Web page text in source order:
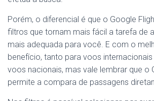
Porém, o diferencial é que o Google
filtros que tornam mais fácil a tarefa de
mais adequada para você. E com o
benefício, tanto para voos
voos nacionais, mas vale lembrar que o
permite a compara de passagens